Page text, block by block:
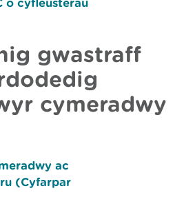
gwastraff
cymeradwy
ac
(Cyfarpar